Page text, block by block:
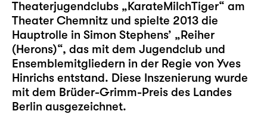
Theaterjugendclubs „KarateMilchTiger“ am
Theater Chemnitz und spielte 2013 die
Hauptrolle in Simon Stephens’ „Reiher
(Herons)“, das mit dem Jugendclub und
Ensemblemitgliedern in der Regie von Yves
Hinrichs entstand. Diese Inszenierung wurde
mit dem Brüder-Grimm-Preis des Landes
Berlin ausgezeichnet.